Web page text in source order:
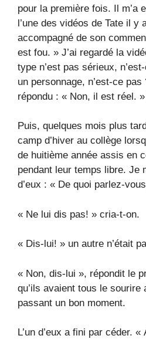
pour la première fois. Il m’a
l’une des vidéos de Tate il y
accompagné de son
est fou. » J’ai regardé la
type n’est pas sérieux,
un personnage, n’est-ce pas
répondu : « Non, il est réel.
Puis, quelques mois plus
camp d’hiver au collège
de huitième année assis en
pendant leur temps libre. Je
d’eux : « De quoi parlez-
« Ne lui dis pas! » cria-t-on.
« Dis-lui! » un autre n’était
« Non, dis-lui », répondit le
qu’ils avaient tous le
passant un bon moment.
L’un d’eux a fini par céder.